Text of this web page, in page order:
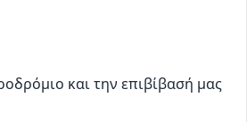
και την επιβίβασή μας